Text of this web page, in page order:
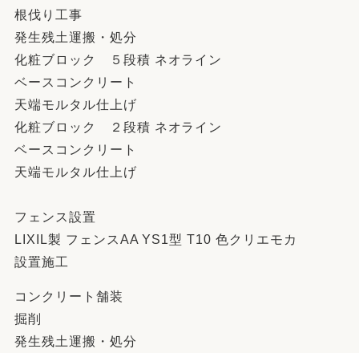
根伐り工事
発生残土運搬・処分
化粧ブロック ５段積 ネオライン
ベースコンクリート
天端モルタル仕上げ
化粧ブロック ２段積 ネオライン
ベースコンクリート
天端モルタル仕上げ
フェンス設置
LIXIL製 フェンスAA YS1型 T10 色クリエモカ
設置施工
コンクリート舗装
掘削
発生残土運搬・処分